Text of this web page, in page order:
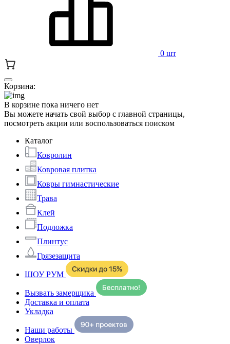
0 шт
Корзина:
В корзине пока ничего нет
Вы можете начать свой выбор с главной страницы,
посмотреть акции или воспользоваться поиском
Каталог
Ковролин
Ковровая плитка
Ковры гимнастические
Трава
Клей
Подложка
Плинтус
Грязезащита
ШОУ РУМ
Вызвать замерщика
Доставка и оплата
Укладка
Наши работы
Оверлок